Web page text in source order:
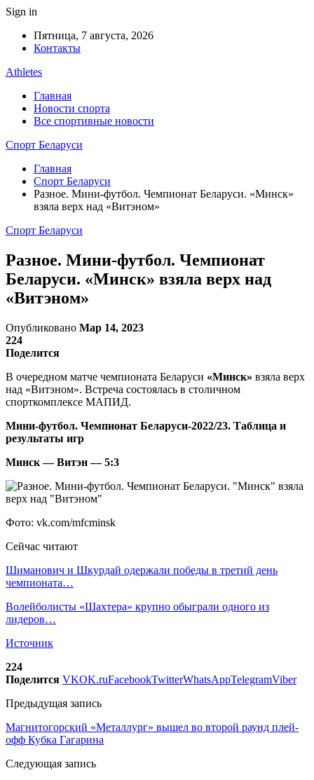
Sign in
Пятница, 7 августа, 2026
Контакты
Athletes
Главная
Новости спорта
Все спортивные новости
Спорт Беларуси
Главная
Спорт Беларуси
Разное. Мини-футбол. Чемпионат Беларуси. «Минск»
взяла верх над «Витэном»
Спорт Беларуси
Разное. Мини-футбол. Чемпионат
Беларуси. «Минск» взяла верх над
«Витэном»
Опубликовано Мар 14, 2023
224
Поделится
В очередном матче чемпионата Беларуси «Минск» взяла верх
над «Витэном». Встреча состоялась в столичном
спорткомплексе МАПИД.
Мини-футбол. Чемпионат Беларуси-2022/23. Таблица и
результаты игр
Минск — Витэн — 5:3
Фото: vk.com/mfcminsk
Сейчас читают
Шиманович и Шкурдай одержали победы в третий день
чемпионата…
Волейболисты «Шахтера» крупно обыграли одного из
лидеров…
Источник
224
Поделится VKOK.ruFacebookTwitterWhatsAppTelegramViber
Предыдущая запись
Магнитогорский «Металлург» вышел во второй раунд плей-
офф Кубка Гагарина
Следующая запись